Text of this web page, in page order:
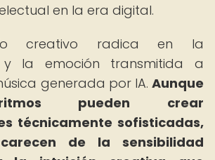
en la era digital.
creativo radica en la
y la emoción transmitida a
generada por IA. Aunque
pueden crear
técnicamente sofisticadas,
de la sensibilidad